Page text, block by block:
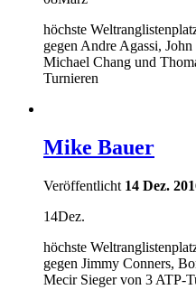
höchste
gegen Andre Agassi,
Michael Chang und
Turnieren
Mike Bauer
Veröffentlicht 14 Dez.
14Dez.
höchste
gegen Jimmy Conners,
Mecir Sieger von 3 ATP-